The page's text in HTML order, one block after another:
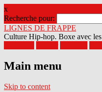
x
Recherche pour:
LIGNES DE FRAPPE
Culture Hip-hop. Boxe avec
Main menu
Skip to content